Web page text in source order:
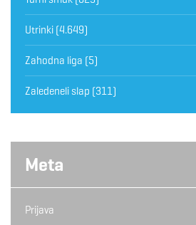
Utrinki (4.649)
Zahodna liga (5)
Zaledeneli slap (311)
Meta
Prijava